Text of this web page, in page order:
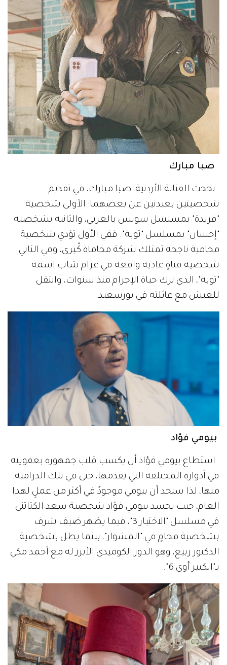
صبا مبارك
نجحت الفنانة الأردنية، صبا مبارك، في تقديم
شخصيتين بعيدتين عن بعضهما: الأولى شخصية
"فريدة" بمسلسل سوتس بالعربي، والثانية بشخصية
"إحسان" بمسلسل "توبة". ففي الأول تؤدي شخصية
محامية ناجحة تمتلك شركة محاماة كُبرى، وفي الثاني
شخصية فتاةٍ عادية واقعة في غرام شاب اسمه
"توبة"، الذي ترك حياة الإجرام منذ سنوات، وانتقل
للعيش مع عائلته في بورسعيد.
بيومي فؤاد
استطاع بيومي فؤاد أن يكسب قلب جمهوره بعفويته
في أدواره المختلفة التي يقدمها، حتى في تلك الدرامية
منها، لذا سنجد أن بيومي موجودٌ في أكثر من عملٍ لهذا
العام، حيث يجسد بيومي فؤاد شخصية سعد الكتاتني
في مسلسل "الاختيار 3"، فيما يظهر ضيف شرف
بشخصية محامٍ في "المشوار"، بينما يطل بشخصية
الدكتور ربيع، وهو الدور الكوميدي الأبرز له مع أحمد مكي
بـ"الكبير أوي 6".